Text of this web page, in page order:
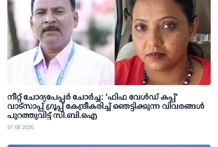
നീറ്റ് ചോദ്യപേപ്പര്‍ ചോര്‍ച്ച: 'ഫിഫ വേള്‍ഡ് കപ്പ്'
വാട്സാപ്പ് ഗ്രൂപ്പ് കേന്ദ്രീകരിച്ച് ഞെട്ടിക്കുന്ന വിവരങ്ങള്‍
പുറത്തുവിട്ട് സി.ബി.ഐ
07 08 2026